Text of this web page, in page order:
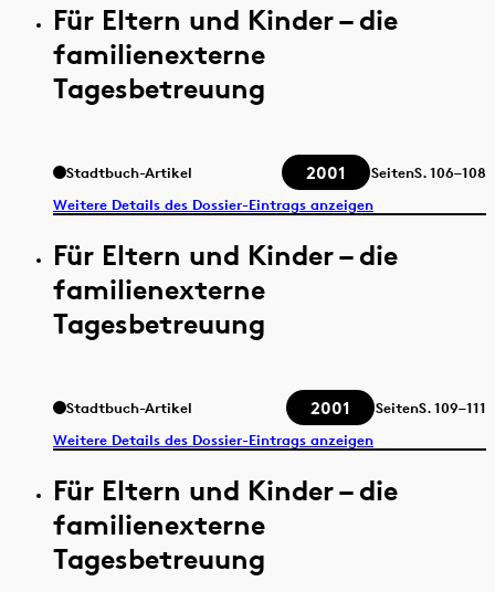
Für Eltern und Kinder – die
familienexterne
Tagesbetreuung
Stadtbuch-Artikel 2001 SeitenS.106–108
Weitere Details des Dossier-Eintrags anzeigen
Für Eltern und Kinder – die
familienexterne
Tagesbetreuung
Stadtbuch-Artikel 2001 SeitenS.109–111
Weitere Details des Dossier-Eintrags anzeigen
Für Eltern und Kinder – die
familienexterne
Tagesbetreuung